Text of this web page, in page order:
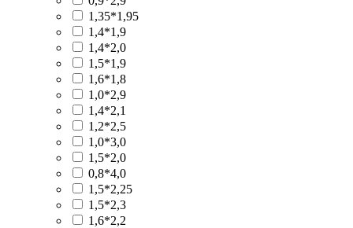
1,35*1,95
1,4*1,9
1,4*2,0
1,5*1,9
1,6*1,8
1,0*2,9
1,4*2,1
1,2*2,5
1,0*3,0
1,5*2,0
0,8*4,0
1,5*2,25
1,5*2,3
1,6*2,2